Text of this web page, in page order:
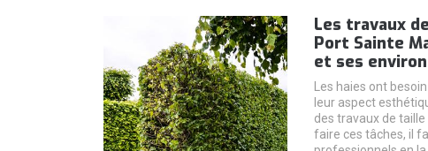
Les travaux
Port Sainte
et ses
Les haies ont
leur aspect
des travaux de
faire ces tâches, il